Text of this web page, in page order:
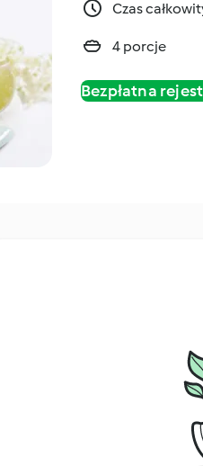
Czas
4 porcje
Bezpłatna